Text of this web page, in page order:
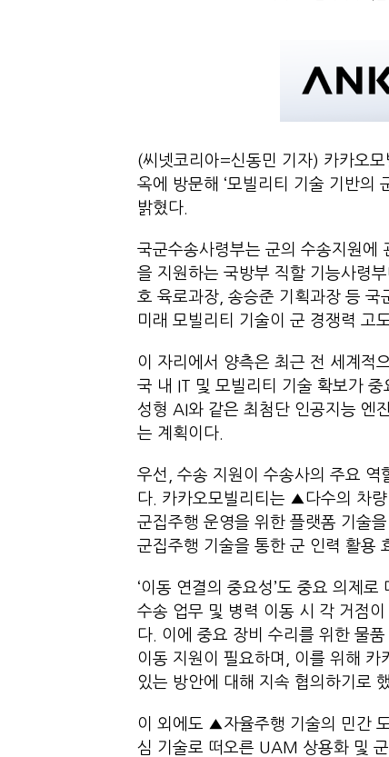
(씨넷코리아=신동민 기자) 카카오
옥에 방문해 ‘모빌리티 기술 기반의
밝혔다.
국군수송사령부는 군의 수송지원에
을 지원하는 국방부 직할 기능사령
호 육로과장, 송승준 기획과장 등 국
미래 모빌리티 기술이 군 경쟁력 고
이 자리에서 양측은 최근 전 세계적
국 내 IT 및 모빌리티 기술 확보가
성형 AI와 같은 최첨단 인공지능 엔
는 계획이다.
우선, 수송 지원이 수송사의 주요 역
다. 카카오모빌리티는 ▲다수의 차
군집주행 운영을 위한 플랫폼 기술
군집주행 기술을 통한 군 인력 활용
‘이동 연결의 중요성’도 중요 의제
수송 업무 및 병력 이동 시 각 거점
다. 이에 중요 장비 수리를 위한 물
이동 지원이 필요하며, 이를 위해
있는 방안에 대해 지속 협의하기로
이 외에도 ▲자율주행 기술의 민간
심 기술로 떠오른 UAM 상용화 및